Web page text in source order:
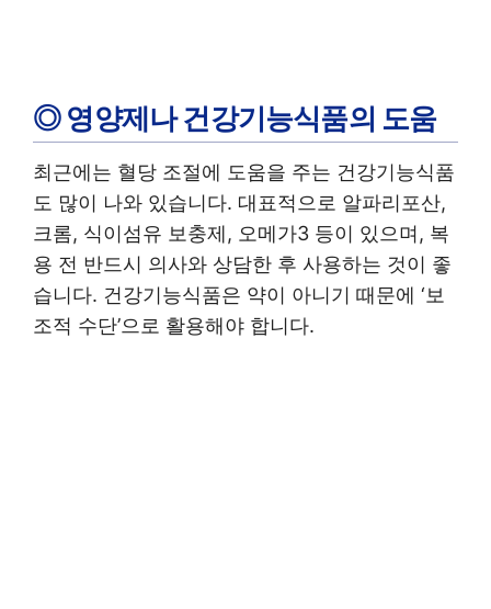
◎ 영양제나 건강기능식품의 도움
최근에는 혈당 조절에 도움을 주는 건강기능식품
도 많이 나와 있습니다. 대표적으로 알파리포산,
크롬, 식이섬유 보충제, 오메가3 등이 있으며, 복
용 전 반드시 의사와 상담한 후 사용하는 것이 좋
습니다. 건강기능식품은 약이 아니기 때문에 ‘보
조적 수단’으로 활용해야 합니다.